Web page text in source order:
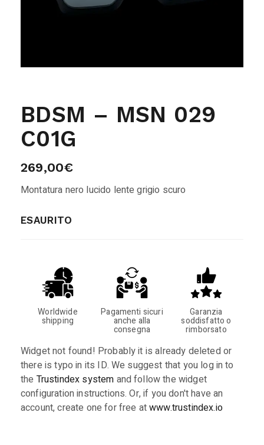
BDSM – MSN 029
C01G
269,00€
Montatura nero lucido lente grigio scuro
ESAURITO
Worldwide
shipping
Pagamenti sicuri
anche alla
consegna
Garanzia
soddisfatto o
rimborsato
Widget not found! Probably it is already deleted or
there is typo in its ID. We suggest that you log in to
the Trustindex system and follow the widget
configuration instructions. Or, if you don't have an
account, create one for free atwww.trustindex.io